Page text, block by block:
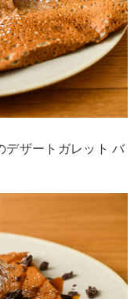
デザートガレット バ